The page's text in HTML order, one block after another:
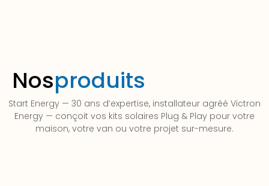
Nosproduits
Start Energy — 30 ans d’expertise, installateur agréé Victron
Energy — conçoit vos kits solaires Plug & Play pour votre
maison, votre van ou votre projet sur-mesure.